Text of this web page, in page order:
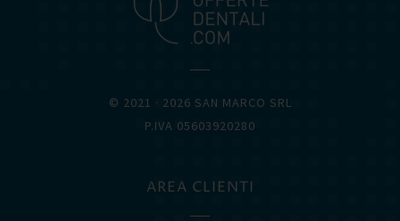
© 2021 · 2026 SAN MARCO SRL
P.IVA 05603920280
AREA CLIENTI